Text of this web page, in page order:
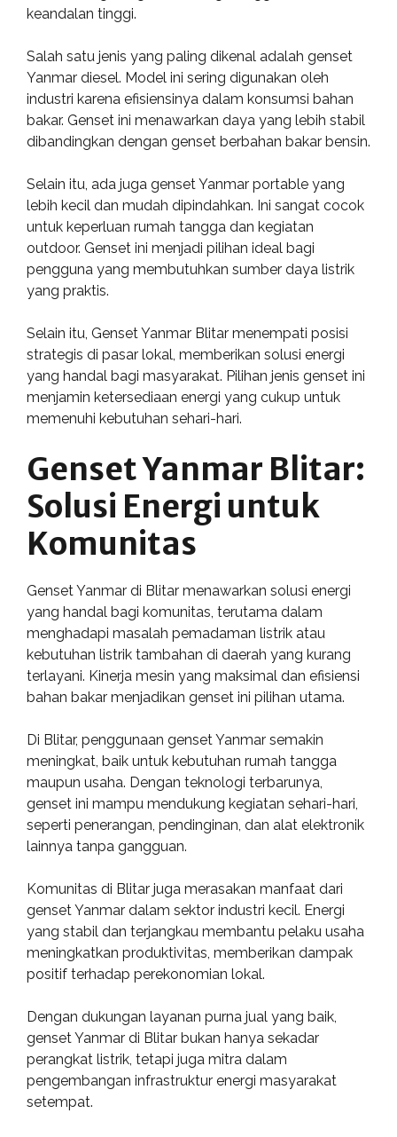
keandalan tinggi.
Salah satu jenis yang paling dikenal adalah genset
Yanmar diesel. Model ini sering digunakan oleh
industri karena efisiensinya dalam konsumsi bahan
bakar. Genset ini menawarkan daya yang lebih stabil
dibandingkan dengan genset berbahan bakar bensin.
Selain itu, ada juga genset Yanmar portable yang
lebih kecil dan mudah dipindahkan. Ini sangat cocok
untuk keperluan rumah tangga dan kegiatan
outdoor. Genset ini menjadi pilihan ideal bagi
pengguna yang membutuhkan sumber daya listrik
yang praktis.
Selain itu, Genset Yanmar Blitar menempati posisi
strategis di pasar lokal, memberikan solusi energi
yang handal bagi masyarakat. Pilihan jenis genset ini
menjamin ketersediaan energi yang cukup untuk
memenuhi kebutuhan sehari-hari.
Genset Yanmar Blitar:
Solusi Energi untuk
Komunitas
Genset Yanmar di Blitar menawarkan solusi energi
yang handal bagi komunitas, terutama dalam
menghadapi masalah pemadaman listrik atau
kebutuhan listrik tambahan di daerah yang kurang
terlayani. Kinerja mesin yang maksimal dan efisiensi
bahan bakar menjadikan genset ini pilihan utama.
Di Blitar, penggunaan genset Yanmar semakin
meningkat, baik untuk kebutuhan rumah tangga
maupun usaha. Dengan teknologi terbarunya,
genset ini mampu mendukung kegiatan sehari-hari,
seperti penerangan, pendinginan, dan alat elektronik
lainnya tanpa gangguan.
Komunitas di Blitar juga merasakan manfaat dari
genset Yanmar dalam sektor industri kecil. Energi
yang stabil dan terjangkau membantu pelaku usaha
meningkatkan produktivitas, memberikan dampak
positif terhadap perekonomian lokal.
Dengan dukungan layanan purna jual yang baik,
genset Yanmar di Blitar bukan hanya sekadar
perangkat listrik, tetapi juga mitra dalam
pengembangan infrastruktur energi masyarakat
setempat.